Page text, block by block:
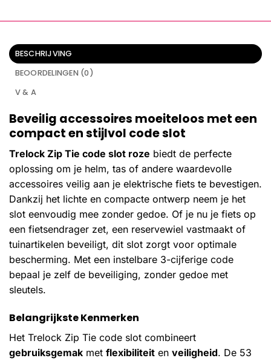
BESCHRIJVING
BEOORDELINGEN (0)
V & A
Beveilig accessoires moeiteloos met een
compact en stijlvol code slot
Trelock Zip Tie code slot roze biedt de perfecte
oplossing om je helm, tas of andere waardevolle
accessoires veilig aan je elektrische fiets te bevestigen.
Dankzij het lichte en compacte ontwerp neem je het
slot eenvoudig mee zonder gedoe. Of je nu je fiets op
een fietsendrager zet, een reservewiel vastmaakt of
tuinartikelen beveiligt, dit slot zorgt voor optimale
bescherming. Met een instelbare 3-cijferige code
bepaal je zelf de beveiliging, zonder gedoe met
sleutels.
Belangrijkste Kenmerken
Het Trelock Zip Tie code slot combineert
gebruiksgemak met flexibiliteit en veiligheid. De 53